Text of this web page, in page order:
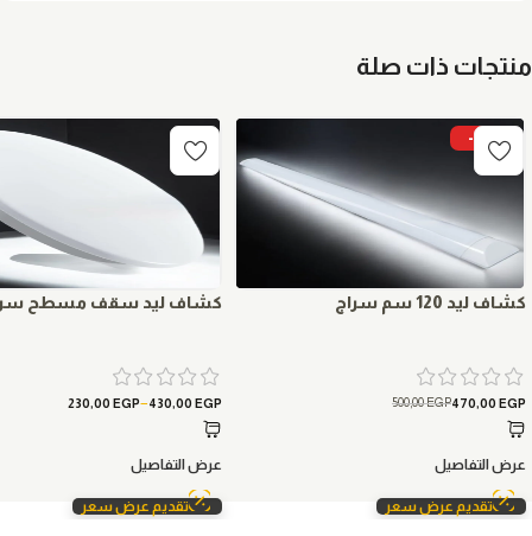
منتجات ذات صلة
-6%
كشاف ليد 120 سم سراج
500,00EGP470,00 EGP
عرض التفاصيل
تقديم عرض سعر
كشاف ليد سقف مسطح
230,00 EGP–430,00 EGP
عرض التفاصيل
تقديم عرض سعر